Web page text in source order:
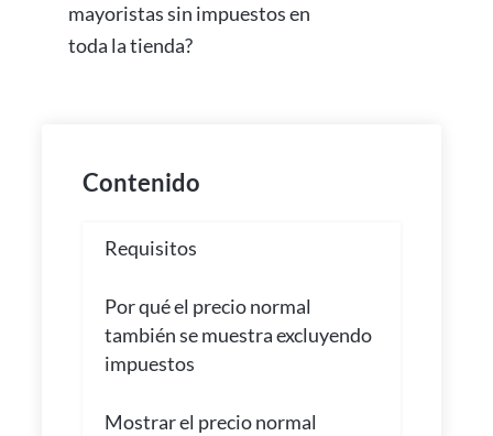
mayoristas sin impuestos en
toda la tienda?
Contenido
Requisitos
Por qué el precio normal
también se muestra excluyendo
impuestos
Mostrar el precio normal